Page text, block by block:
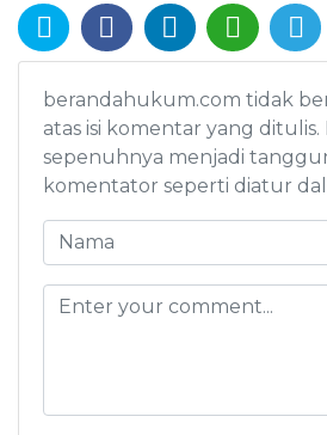
berandahukum.com tidak
atas isi komentar yang
sepenuhnya menjadi
komentator seperti diatur